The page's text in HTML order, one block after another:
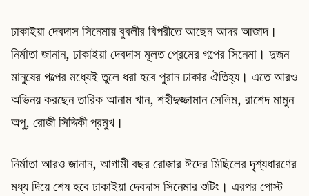
ঢাকাইয়া দেবদাস সিনেমায় বুবলীর বিপরীতে আছেন আদর আজাদ।
নির্মাতা জানান, ঢাকাইয়া দেবদাস মূলত প্রেমের গল্পের সিনেমা। দুজন
মানুষের গল্পের মধ্যেই তুলে ধরা হবে পুরান ঢাকার ঐতিহ্য। এতে আরও
অভিনয় করছেন তারিক আনাম খান, শহীদুজ্জামান সেলিম, রাশেদ মামুন
অপু, রোজী সিদ্দিকী প্রমুখ।
নির্মাতা আরও জানান, আগামী বছর রোজার ঈদের মিছিলের দৃশ্যধারণের
মধ্য দিয়ে শেষ হবে ঢাকাইয়া দেবদাস সিনেমার শুটিং। এরপর পোস্ট